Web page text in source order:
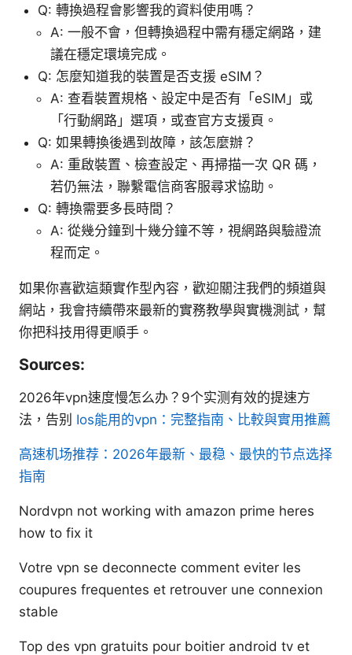
Q: 轉換過程會影響我的資料使用嗎？
A: 一般不會，但轉換過程中需有穩定網路，建
議在穩定環境完成。
Q: 怎麼知道我的裝置是否支援 eSIM？
A: 查看裝置規格、設定中是否有「eSIM」或
「行動網路」選項，或查官方支援頁。
Q: 如果轉換後遇到故障，該怎麼辦？
A: 重啟裝置、檢查設定、再掃描一次 QR 碼，
若仍無法，聯繫電信商客服尋求協助。
Q: 轉換需要多長時間？
A: 從幾分鐘到十幾分鐘不等，視網路與驗證流
程而定。
如果你喜歡這類實作型內容，歡迎關注我們的頻道與
網站，我會持續帶來最新的實務教學與實機測試，幫
你把科技用得更順手。
Sources:
2026年vpn速度慢怎么办？9个实测有效的提速方
法，告别 Ios能用的vpn：完整指南、比較與實用推薦
高速机场推荐：2026年最新、最稳、最快的节点选择
指南
Nordvpn not working with amazon prime heres
how to fix it
Votre vpn se deconnecte comment eviter les
coupures frequentes et retrouver une connexion
stable
Top des vpn gratuits pour boitier android tv et